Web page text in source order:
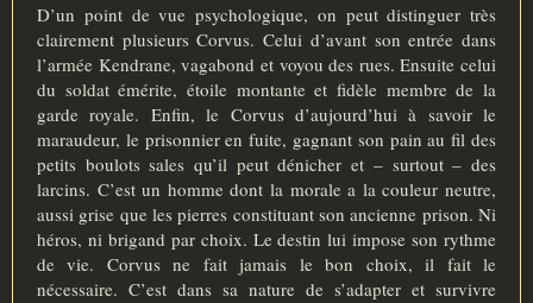
D’un point de vue psychologique, on peut distinguer très
clairement plusieurs Corvus. Celui d’avant son entrée dans
l’armée Kendrane, vagabond et voyou des rues. Ensuite celui
du soldat émérite, étoile montante et fidèle membre de la
garde royale. Enfin, le Corvus d’aujourd’hui à savoir le
maraudeur, le prisonnier en fuite, gagnant son pain au fil des
petits boulots sales qu’il peut dénicher et – surtout – des
larcins. C’est un homme dont la morale a la couleur neutre,
aussi grise que les pierres constituant son ancienne prison. Ni
héros, ni brigand par choix. Le destin lui impose son rythme
de vie. Corvus ne fait jamais le bon choix, il fait le
nécessaire. C’est dans sa nature de s’adapter et survivre